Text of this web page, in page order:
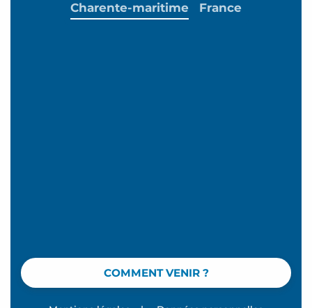
COMMENT VENIR ?
Charente-maritime France